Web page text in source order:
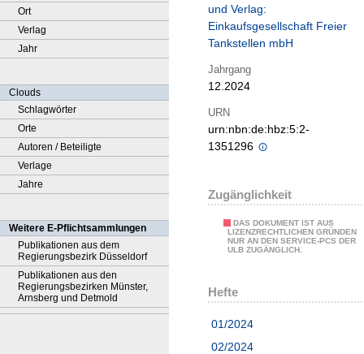
Ort
Verlag
Jahr
Clouds
Schlagwörter
Orte
Autoren / Beteiligte
Verlage
Jahre
Weitere E-Pflichtsammlungen
Publikationen aus dem
Regierungsbezirk Düsseldorf
Publikationen aus den
Regierungsbezirken Münster,
Arnsberg und Detmold
und Verlag:
Einkaufsgesellschaft Freier
Tankstellen mbH
Jahrgang
12.2024
URN
urn:nbn:de:hbz:5:2-
1351296
Zugänglichkeit
DAS DOKUMENT IST AUS
LIZENZRECHTLICHEN GRÜNDEN
NUR AN DEN SERVICE-PCS DER
ULB ZUGÄNGLICH.
Hefte
01/2024
02/2024